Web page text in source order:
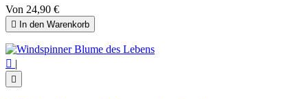
Von 24,90 €
 In den Warenkorb
 |
